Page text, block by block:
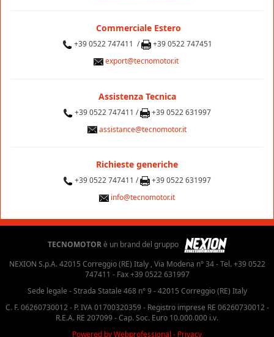
Commerciale Estero
+39 0522 747411 /
+39 0522 747451
export@tecnomotor.it
Assistenza Tecnica
+39 0522 747411 /
+39 0522 631997
assistance@tecnomotor.it
Richieste generiche
+39 0522 747411 /
+39 0522 631997
info@tecnomotor.it
TECNOMOTORè un brand del gruppo
NEXION S.p.A. 42015 Correggio (RE) Italy , Via Modena n° 34 - Tel. +39 0522
747411 - Fax +39 0522 631997
Sede legale - Strada Statale 468 n° 9 - 42015 Correggio (RE) Italy
C. F. 06260730012 - P. IVA 01700320359 - Registro imprese RE 06260730012 -
R.E.A. RE 207099 - Cap. Soc. Euro 10.000.000 i.v.
Powered by Webprofessional - Privacy